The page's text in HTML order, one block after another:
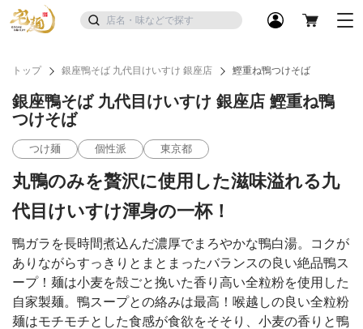
トップ 銀座鴨そば 九代目けいすけ 銀座店 鰹重ね鴨つけそば
銀座鴨そば 九代目けいすけ 銀座店 鰹重ね鴨
つけそば
つけ麺 個性派 東京都
丸鴨のみを贅沢に使用した滋味溢れる九
代目けいすけ渾身の一杯！
鴨ガラを長時間煮込んだ濃厚でまろやかな鴨白湯。コクが
ありながらすっきりとまとまったバランスの良い絶品鴨ス
ープ！麺は小麦を殻ごと挽いた香り高い全粒粉を使用した
自家製麺。鴨スープとの絡みは最高！喉越しの良い全粒粉
麺はモチモチとした食感が食欲をそそり、小麦の香りと鴨